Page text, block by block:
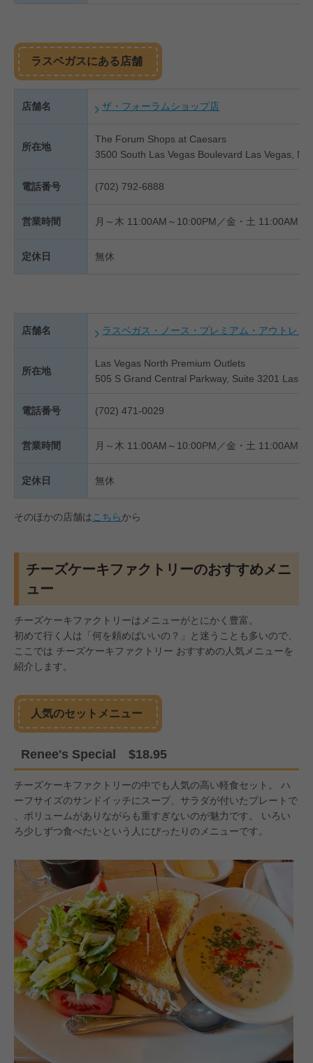
ラスベガスにある店舗
店舗名 ザ・フォーラムショップ店
所在地
The Forum Shops at Caesars
3500 South Las Vegas Boulevard Las Vegas,
電話番号 (702) 792-6888
営業時間 月～木 11:00AM～10:00PM／金・土 11:00AM
定休日 無休
店舗名 ラスベガス・ノース・プレミアム・アウトレッ
所在地
Las Vegas North Premium Outlets
505 S Grand Central Parkway, Suite 3201 Las
電話番号 (702) 471-0029
営業時間 月～木 11:00AM～10:00PM／金・土 11:00AM
定休日 無休
そのほかの店舗は こちらから
チーズケーキファクトリーのおすすめメニ
ュー
チーズケーキファクトリーはメニューがとにかく豊富。
初めて行く人は「何を頼めばいいの？」と迷うことも多いので、
ここでは チーズケーキファクトリー おすすめの人気メニューを
紹介します。
人気のセットメニュー
Renee's Special $18.95
チーズケーキファクトリーの中でも人気の高い軽食セット。 ハ
ーフサイズのサンドイッチにスープ、サラダが付いたプレートで
、ボリュームがありながらも重すぎないのが魅力です。 いろい
ろ少しずつ食べたいという人にぴったりのメニューです。